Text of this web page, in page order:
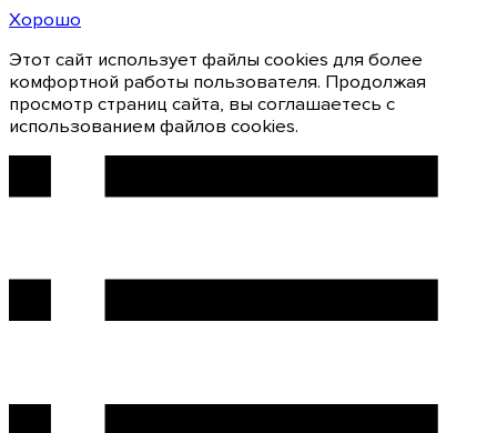
Хорошо
Этот сайт использует файлы cookies для более
комфортной работы пользователя. Продолжая
просмотр страниц сайта, вы соглашаетесь с
использованием файлов cookies.